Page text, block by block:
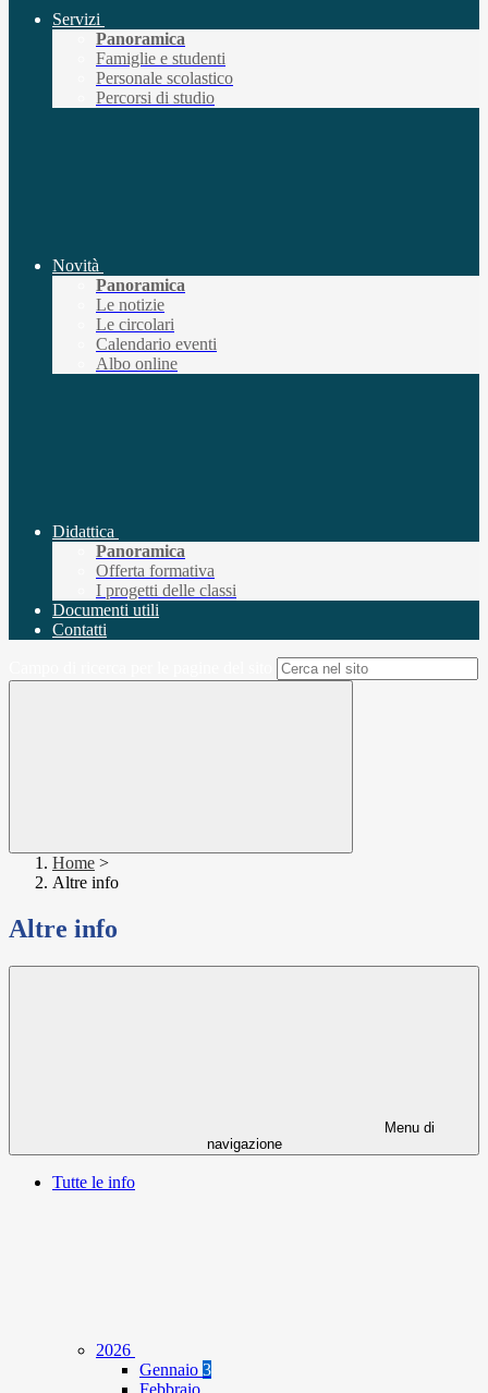
Servizi
Panoramica
Famiglie e studenti
Personale scolastico
Percorsi di studio
Novità
Panoramica
Le notizie
Le circolari
Calendario eventi
Albo online
Didattica
Panoramica
Offerta formativa
I progetti delle classi
Documenti utili
Contatti
Home >
Altre info
Altre info
Menu di
navigazione
Tutte le info
2026
Gennaio 3